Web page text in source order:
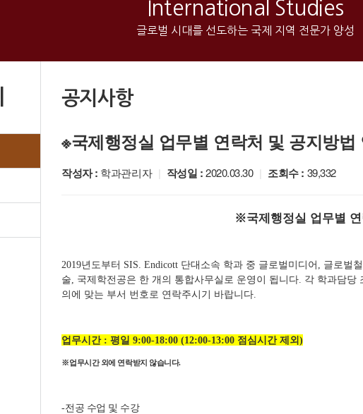
International Studies
글로벌 시대를 선도하는 국제 지역 전문가 양성
공지사항
※국제행정실 업무별 연락처 및 공지방
작성자 : 학과관리자 작성일 :2020.03.30 조회수 : 39,332
※국제행정실 업무별
2019년도부터 SIS. Endicott 단대소속 학과 중 글로벌미디어 글로벌
술
국제학전공은 한 개의 통합사무실로 운영이 됩니다 각 학과담당
의에 맞는 부서 번호로 연락주시기 바랍니다
업무시간 : 평일 9:00-18:00 (12:00-13:00 점심시간 제외 )
※업무시간 외에 연락받지 않습니다.
-전공 수업 및 수강